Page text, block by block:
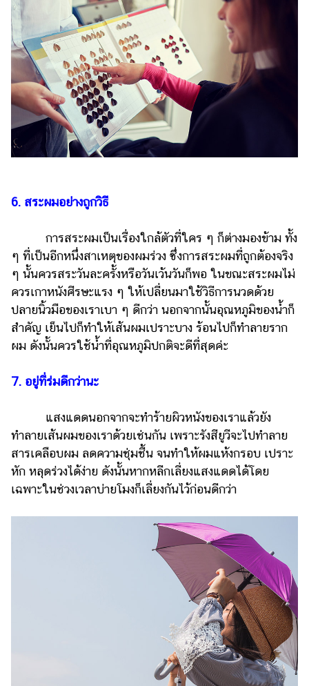
6. สระผมอย่างถูกวิธี
การสระผมเป็นเรื่องใกล้ตัวที่ใคร ๆ ก็ต่างมองข้าม ทั้ง
ๆ ที่เป็นอีกหนึ่งสาเหตุของผมร่วง ซึ่งการสระผมที่ถูกต้องจริง
ๆ นั้นควรสระวันละครั้งหรือวันเว้นวันก็พอ ในขณะสระผมไม่
ควรเกาหนังศีรษะแรง ๆ ให้เปลี่ยนมาใช้วิธีการนวดด้วย
ปลายนิ้วมือของเราเบา ๆ ดีกว่า นอกจากนั้นอุณหภูมิของน้ำก็
สำคัญ เย็นไปก็ทำให้เส้นผมเปราะบาง ร้อนไปก็ทำลายราก
ผม ดังนั้นควรใช้น้ำที่อุณหภูมิปกติจะดีที่สุดค่ะ
7. อยู่ที่ร่มดีกว่านะ
แสงแดดนอกจากจะทำร้ายผิวหนังของเราแล้วยัง
ทำลายเส้นผมของเราด้วยเช่นกัน เพราะรังสียูวีจะไปทำลาย
สารเคลือบผม ลดความชุ่มชื้น จนทำให้ผมแห้งกรอบ เปราะ
หัก หลุดร่วงได้ง่าย ดังนั้นหากหลีกเลี่ยงแสงแดดได้โดย
เฉพาะในช่วงเวลาบ่ายโมงก็เลี่ยงกันไว้ก่อนดีกว่า